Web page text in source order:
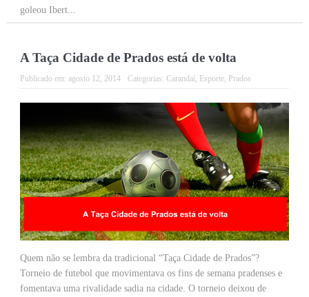
goleou Ibert...
A Taça Cidade de Prados está de volta
Publicado em: agosto 12, 2014 Categorias: Carandaí, Esporte, Prados
Quem não se lembra da tradicional “Taça Cidade de Prados”?
Torneio de futebol que movimentava os fins de semana pradenses e
fomentava uma rivalidade sadia na cidade. O torneio deixou de